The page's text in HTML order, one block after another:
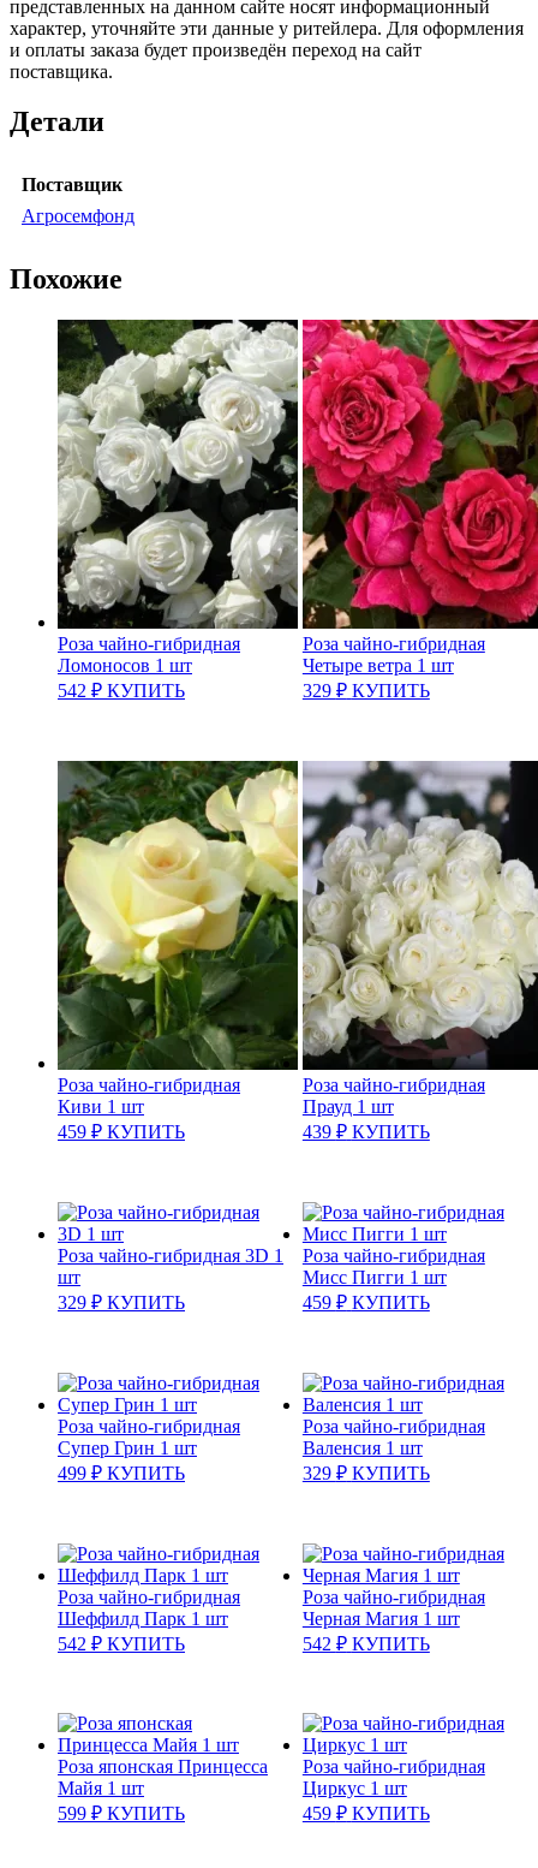
представленных на данном сайте носят информационный
характер, уточняйте эти данные у ритейлера. Для оформления
и оплаты заказа будет произведён переход на сайт
поставщика.
Детали
Поставщик
Агросемфонд
Похожие
Роза чайно-гибридная
Ломоносов 1 шт
542 ₽ КУПИТЬ
Роза чайно-гибридная
Четыре ветра 1 шт
329 ₽ КУПИТЬ
Роза чайно-гибридная
Киви 1 шт
459 ₽ КУПИТЬ
Роза чайно-гибридная
Прауд 1 шт
439 ₽ КУПИТЬ
Роза чайно-гибридная 3D 1
шт
329 ₽ КУПИТЬ
Роза чайно-гибридная
Мисс Пигги 1 шт
459 ₽ КУПИТЬ
Роза чайно-гибридная
Супер Грин 1 шт
499 ₽ КУПИТЬ
Роза чайно-гибридная
Валенсия 1 шт
329 ₽ КУПИТЬ
Роза чайно-гибридная
Шеффилд Парк 1 шт
542 ₽ КУПИТЬ
Роза чайно-гибридная
Черная Магия 1 шт
542 ₽ КУПИТЬ
Роза японская Принцесса
Майя 1 шт
599 ₽ КУПИТЬ
Роза чайно-гибридная
Циркус 1 шт
459 ₽ КУПИТЬ